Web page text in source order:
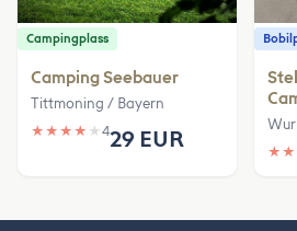
Campingplass
Camping Seebauer
Tittmoning / Bayern
★ ★ ★ ★ ★ 429 EUR ★ ★